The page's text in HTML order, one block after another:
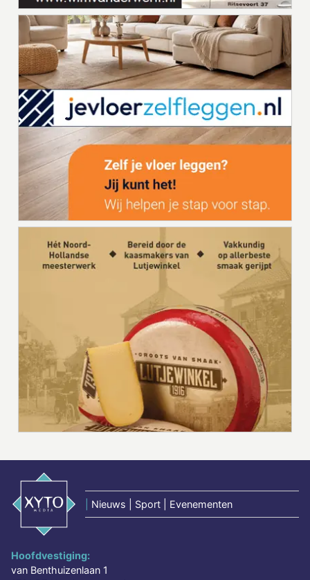
Nieuws | Sport | Evenementen
Hoofdvestiging:
van Benthuizenlaan 1